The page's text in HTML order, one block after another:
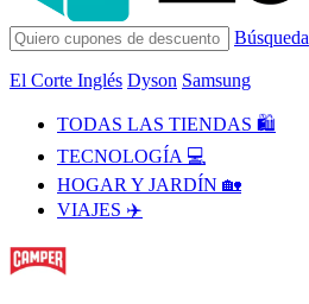
Búsqueda
El Corte Inglés Dyson Samsung
TODAS LAS TIENDAS 🛍️
TECNOLOGÍA 💻
HOGAR Y JARDÍN 🏡
VIAJES ✈️